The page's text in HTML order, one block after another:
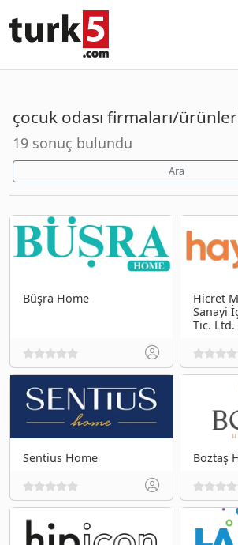
çocuk odası firmaları/
19 sonuç bulundu
Ara
Büşra Home
Hicret
Sanayi
Tic. Ltd.
Sentius Home Boztaş